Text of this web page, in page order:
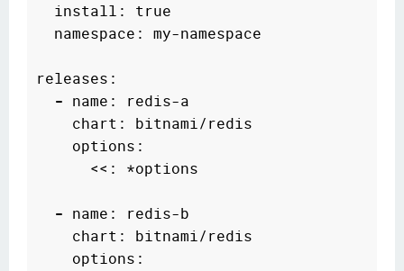
  install: true
  namespace: my-namespace
releases:
- name: redis-a
    chart: bitnami/redis
    options:
      <<: *options
- name: redis-b
    chart: bitnami/redis
    options: